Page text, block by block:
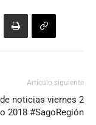
Artículo siguiente
noticias viernes 2
2018 #SagoRegión